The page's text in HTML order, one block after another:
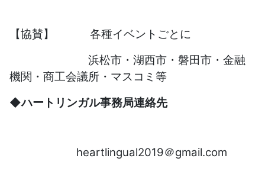
【協賛】 各種イベントごとに
浜松市・湖西市・磐田市・金融
機関・商工会議所・マスコミ等
◆ハートリンガル事務局連絡先
heartlingual2019＠gmail.com